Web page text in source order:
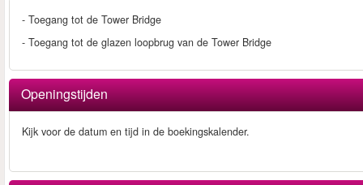
- Toegang tot de Tower Bridge
- Toegang tot de glazen loopbrug van de Tower Bridge
Openingstijden
Kijk voor de datum en tijd in de boekingskalender.